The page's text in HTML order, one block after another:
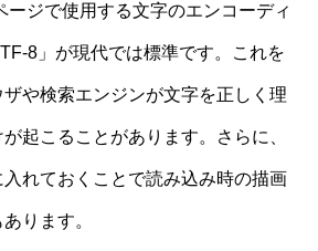
ージで使用する文字のエンコーディ
8」が現代では標準です。これを
や検索エンジンが文字を正しく理
起こることがあります。さらに、
れておくことで読み込み時の描画
ります。